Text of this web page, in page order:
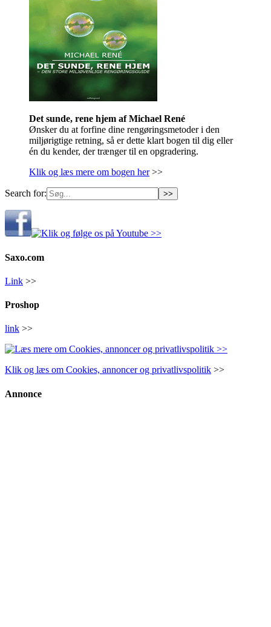
Det sunde, rene hjem af Michael René
Ønsker du at forfine dine rengøringsmetoder i den
miljørigtige retning, så er dette klart bogen til dig eller
én du kender, der trænger til en opgradering.
Klik og læs mere om bogen her>>
Search for:
Saxo.com
Link >>
Proshop
link >>
Klik og læs om Cookies, annoncer og privatlivspolitik >>
Annonce